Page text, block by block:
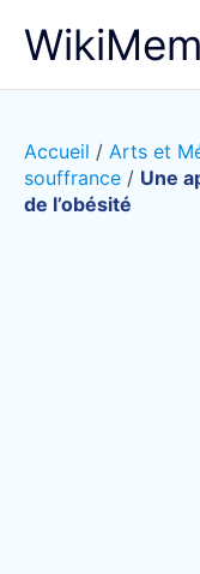
Accueil / Arts et
souffrance / Une
de l’obésité